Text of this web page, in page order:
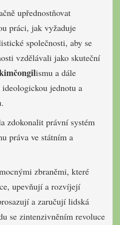
upřednostňovat
práci, jak vyžaduje
společnosti, aby se
vzdělávali jako skuteční
ismu a dále
jednotu a
zdokonalit právní systém
práva ve státním a
zbraněmi, které
upevňují a rozvíjejí
a zaručují lidská
se zintenzivněním revoluce